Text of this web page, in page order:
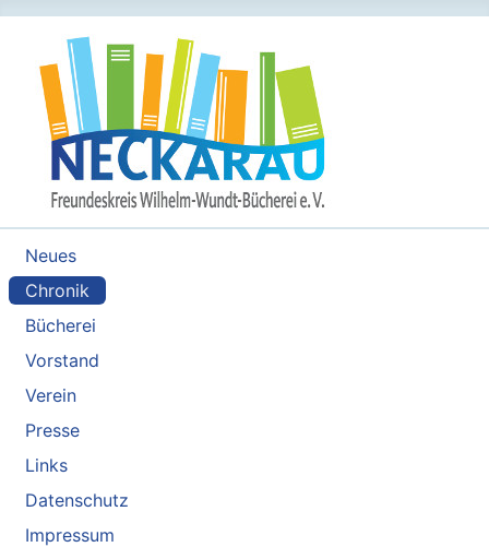
Neues
Chronik
Bücherei
Vorstand
Verein
Presse
Links
Datenschutz
Impressum